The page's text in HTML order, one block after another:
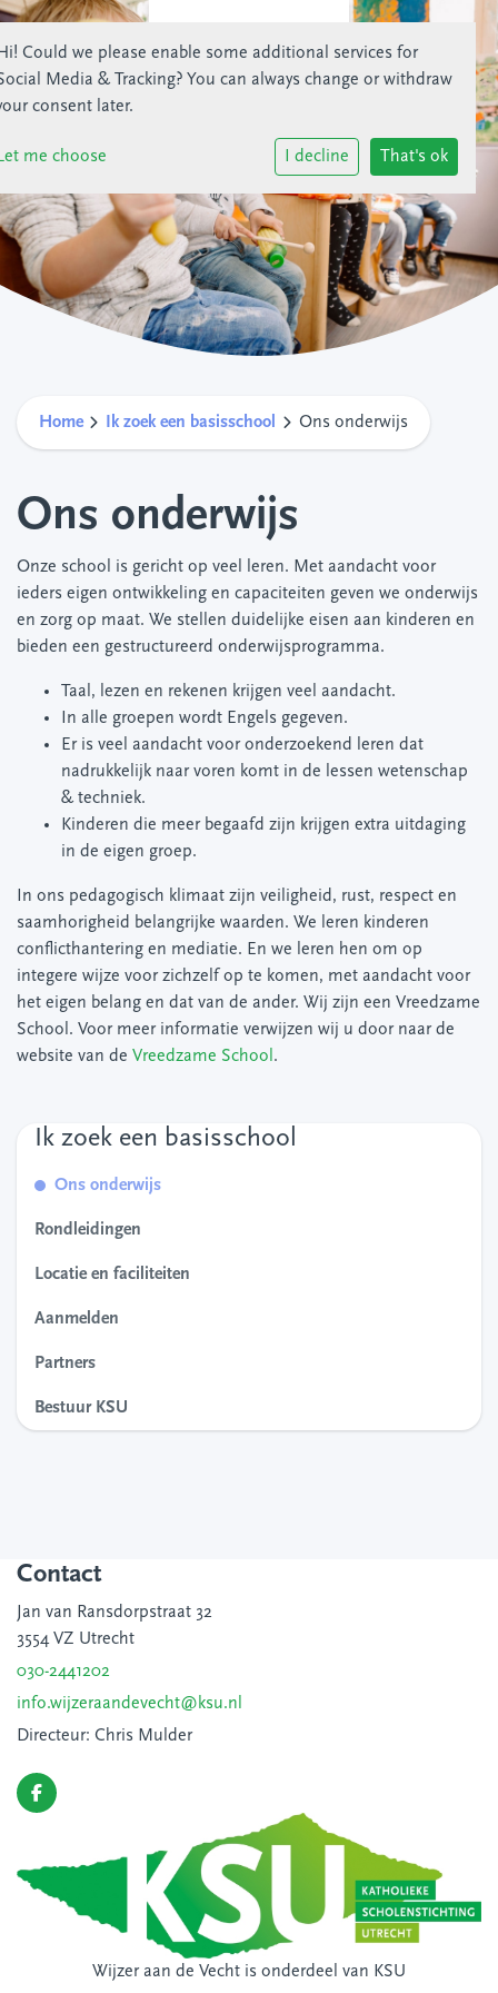
Home Ik zoek een basisschool Ons onderwijs
Ons onderwijs
Onze school is gericht op veel leren. Met aandacht voor
ieders eigen ontwikkeling en capaciteiten geven we onderwijs
en zorg op maat. We stellen duidelijke eisen aan kinderen en
bieden een gestructureerd onderwijsprogramma.
Taal, lezen en rekenen krijgen veel aandacht.
In alle groepen wordt Engels gegeven.
Er is veel aandacht voor onderzoekend leren dat
nadrukkelijk naar voren komt in de lessen wetenschap
& techniek.
Kinderen die meer begaafd zijn krijgen extra uitdaging
in de eigen groep.
In ons pedagogisch klimaat zijn veiligheid, rust, respect en
saamhorigheid belangrijke waarden. We leren kinderen
conflicthantering en mediatie. En we leren hen om op
integere wijze voor zichzelf op te komen, met aandacht voor
het eigen belang en dat van de ander. Wij zijn een Vreedzame
School. Voor meer informatie verwijzen wij u door naar de
website van de Vreedzame School .
Ik zoek een basisschool
Ons onderwijs
Rondleidingen
Locatie en faciliteiten
Aanmelden
Partners
Bestuur KSU
Contact
Jan van Ransdorpstraat 32
3554 VZ Utrecht
030-2441202
info.wijzeraandevecht@ksu.nl
Directeur: Chris Mulder
Wijzer aan de Vecht is onderdeel van KSU
Could we please enable some additional services for
Media & Tracking? You can always change or withdraw
consent later.
me choose I decline That's ok